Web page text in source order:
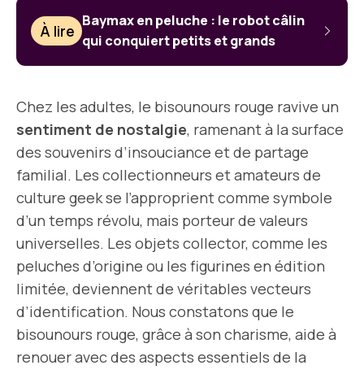
À lire
Baymax en peluche : le robot câlin
qui conquiert petits et grands
Chez les adultes, le bisounours rouge ravive un
sentiment de nostalgie, ramenant à la surface
des souvenirs d’insouciance et de partage
familial. Les collectionneurs et amateurs de
culture geek se l’approprient comme symbole
d’un temps révolu, mais porteur de valeurs
universelles. Les objets collector, comme les
peluches d’origine ou les figurines en édition
limitée, deviennent de véritables vecteurs
d’identification. Nous constatons que le
bisounours rouge, grâce à son charisme, aide à
renouer avec des aspects essentiels de la